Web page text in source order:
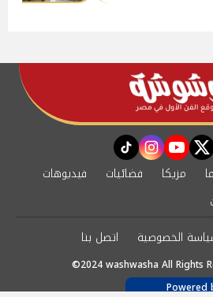
twitter
youtube
instagram
tiktok
مزيكا فضائيات
فيديوهات
الخصوصية اتصل بنا
©2024 washwasha All Rights
Powered